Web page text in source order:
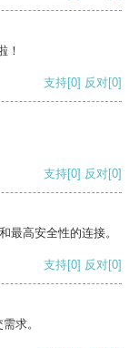
！
支持[0] 反对[0]
支持[0] 反对[0]
最高安全性的连接。
支持[0] 反对[0]
求。